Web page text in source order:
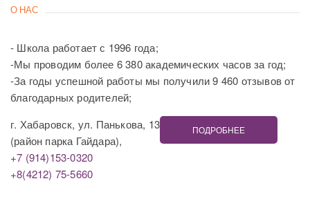
О НАС
- Школа работает с 1996 года;
-Мы проводим более 6 380 академических часов за год;
-За годы успешной работы мы получили 9 460 отзывов от
благодарных родителей;
г. Хабаровск, ул. Панькова, 13
(район парка Гайдара),
+7 (914)153-0320
+8(4212) 75-5660
ПОДРОБНЕЕ